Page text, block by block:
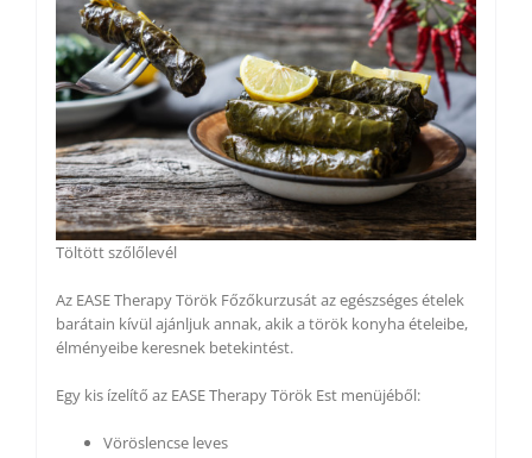
Töltött szőlőlevél
Az EASE Therapy Török Főzőkurzusát az egészséges ételek
barátain kívül ajánljuk annak, akik a török konyha ételeibe,
élményeibe keresnek betekintést.
Egy kis ízelítő az EASE Therapy Török Est menüjéből:
Vöröslencse leves